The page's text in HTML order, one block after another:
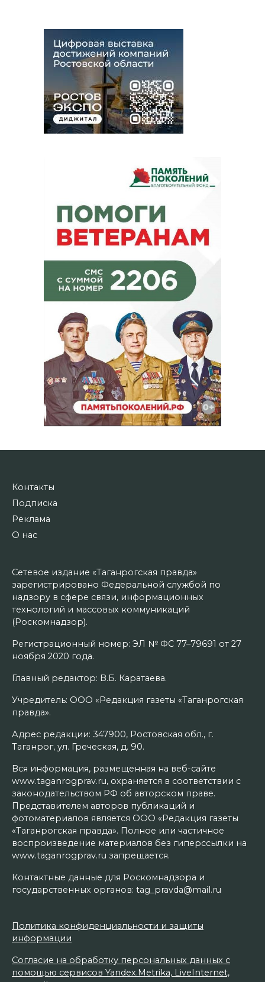
Контакты
Подписка
Реклама
О нас
Сетевое издание «Таганрогская правда»
зарегистрировано Федеральной службой по
надзору в сфере связи, информационных
технологий и массовых коммуникаций
(Роскомнадзор).
Регистрационный номер: ЭЛ № ФС 77–79691 от 27
ноября 2020 года.
Главный редактор: В.Б. Каратаева.
Учредитель: ООО «Редакция газеты «Таганрогская
правда».
Адрес редакции: 347900, Ростовская обл., г.
Таганрог, ул. Греческая, д. 90.
Вся информация, размещенная на веб-сайте
www.taganrogprav.ru, охраняется в соответствии с
законодательством РФ об авторском праве.
Представителем авторов публикаций и
фотоматериалов является ООО «Редакция газеты
«Таганрогская правда». Полное или частичное
воспроизведение материалов без гиперссылки на
www.taganrogprav.ru запрещается.
Контактные данные для Роскомнадзора и
государственных органов: tag_pravda@mail.ru
Политика конфиденциальности и защиты
информации
Согласие на обработку персональных данных с
помощью сервисов Yandex.Metrika, LiveInternet,